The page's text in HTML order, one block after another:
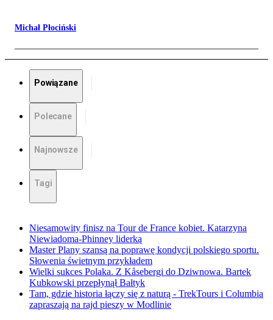
Michał Płociński
Powiązane
Polecane
Najnowsze
Tagi
Niesamowity finisz na Tour de France kobiet. Katarzyna
Niewiadoma-Phinney liderką
Master Plany szansą na poprawę kondycji polskiego sportu.
Słowenia świetnym przykładem
Wielki sukces Polaka. Z Kåsebergi do Dziwnowa. Bartek
Kubkowski przepłynął Bałtyk
Tam, gdzie historia łączy się z naturą - TrekTours i Columbia
zapraszają na rajd pieszy w Modlinie